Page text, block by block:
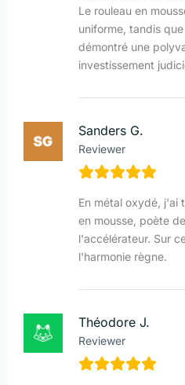
Le rouleau en
uniforme, tandis
démontré une
investissement
Sanders G.
Reviewer
En métal oxydé, j'ai
en mousse, poète
l'accélérateur. Sur
l'harmonie règne.
Théodore J.
Reviewer